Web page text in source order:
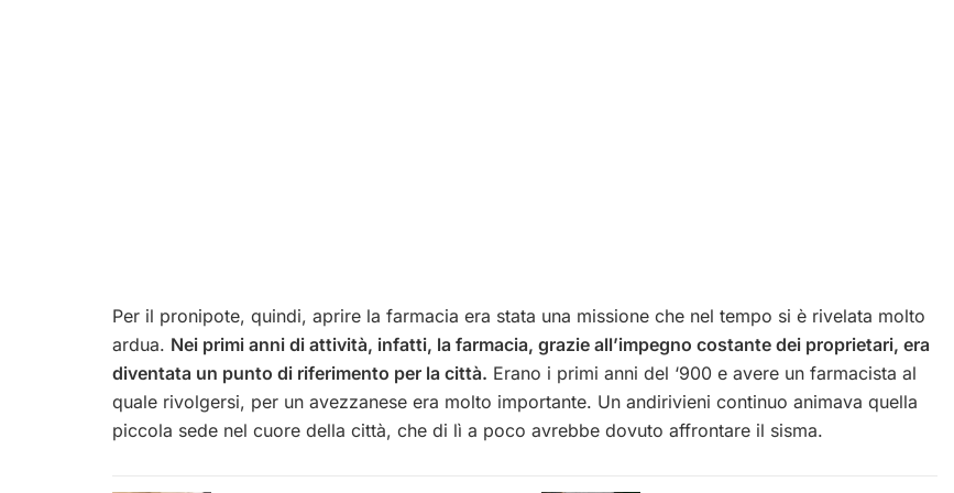
Per il pronipote, quindi, aprire la farmacia era stata una missione che nel tempo si è rivelata molto
ardua. Nei primi anni di attività, infatti, la farmacia, grazie all’impegno costante dei proprietari, era
diventata un punto di riferimento per la città. Erano i primi anni del ‘900 e avere un farmacista al
quale rivolgersi, per un avezzanese era molto importante. Un andirivieni continuo animava quella
piccola sede nel cuore della città, che di lì a poco avrebbe dovuto affrontare il sisma.